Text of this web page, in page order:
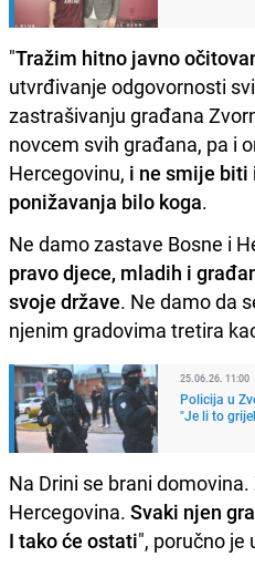
"Tražim hitno javno
utvrđivanje odgovornosti
zastrašivanju građana
novcem svih građana, pa i
Hercegovinu, i ne smije
ponižavanja bilo koga.
Ne damo zastave Bosne i
pravo djece, mladih i
svoje države. Ne damo da
njenim gradovima tretira
25.06.26. 11:00
Policija u
"Je li to
Na Drini se brani
Hercegovina. Svaki njen
I tako će ostati", poručno je